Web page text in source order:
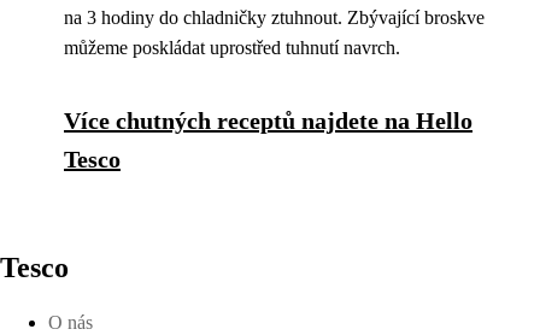
na 3 hodiny do chladničky ztuhnout. Zbývající broskve
můžeme poskládat uprostřed tuhnutí navrch.
Více chutných receptů najdete na Hello
Tesco
Tesco
O nás